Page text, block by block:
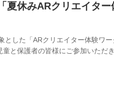
夏休みARクリエイタ
した「ARクリエイター体験ワ
と保護者の皆様にご参加いただ